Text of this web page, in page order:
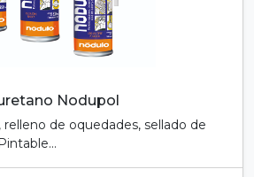
Nodupol
relleno de oquedades, sellado de